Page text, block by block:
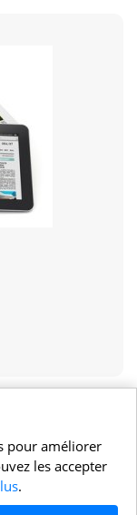
pour améliorer
les accepter
.